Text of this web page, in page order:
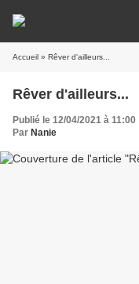
Accueil » Rêver d'ailleurs...
Rêver d'ailleurs...
Publié le 12/04/2021 à 11:00
Par Nanie